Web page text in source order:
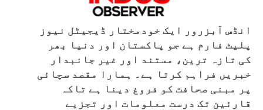
انڈس آبزرور ایک خودمختار ڈیجیٹل نیوز
پلیٹ فارم ہے جو پاکستان اور دنیا بھر
کی تازہ ترین، مستند اور غیر جانبدار
خبریں فراہم کرتا ہے۔ ہمارا مقصد سچائی
پر مبنی صحافت کو فروغ دینا ہے تاکہ
قارئین تک درست معلومات اور تجزیے